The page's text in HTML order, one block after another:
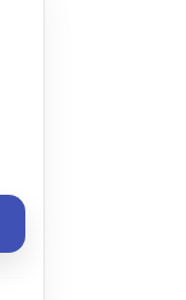
for a product,